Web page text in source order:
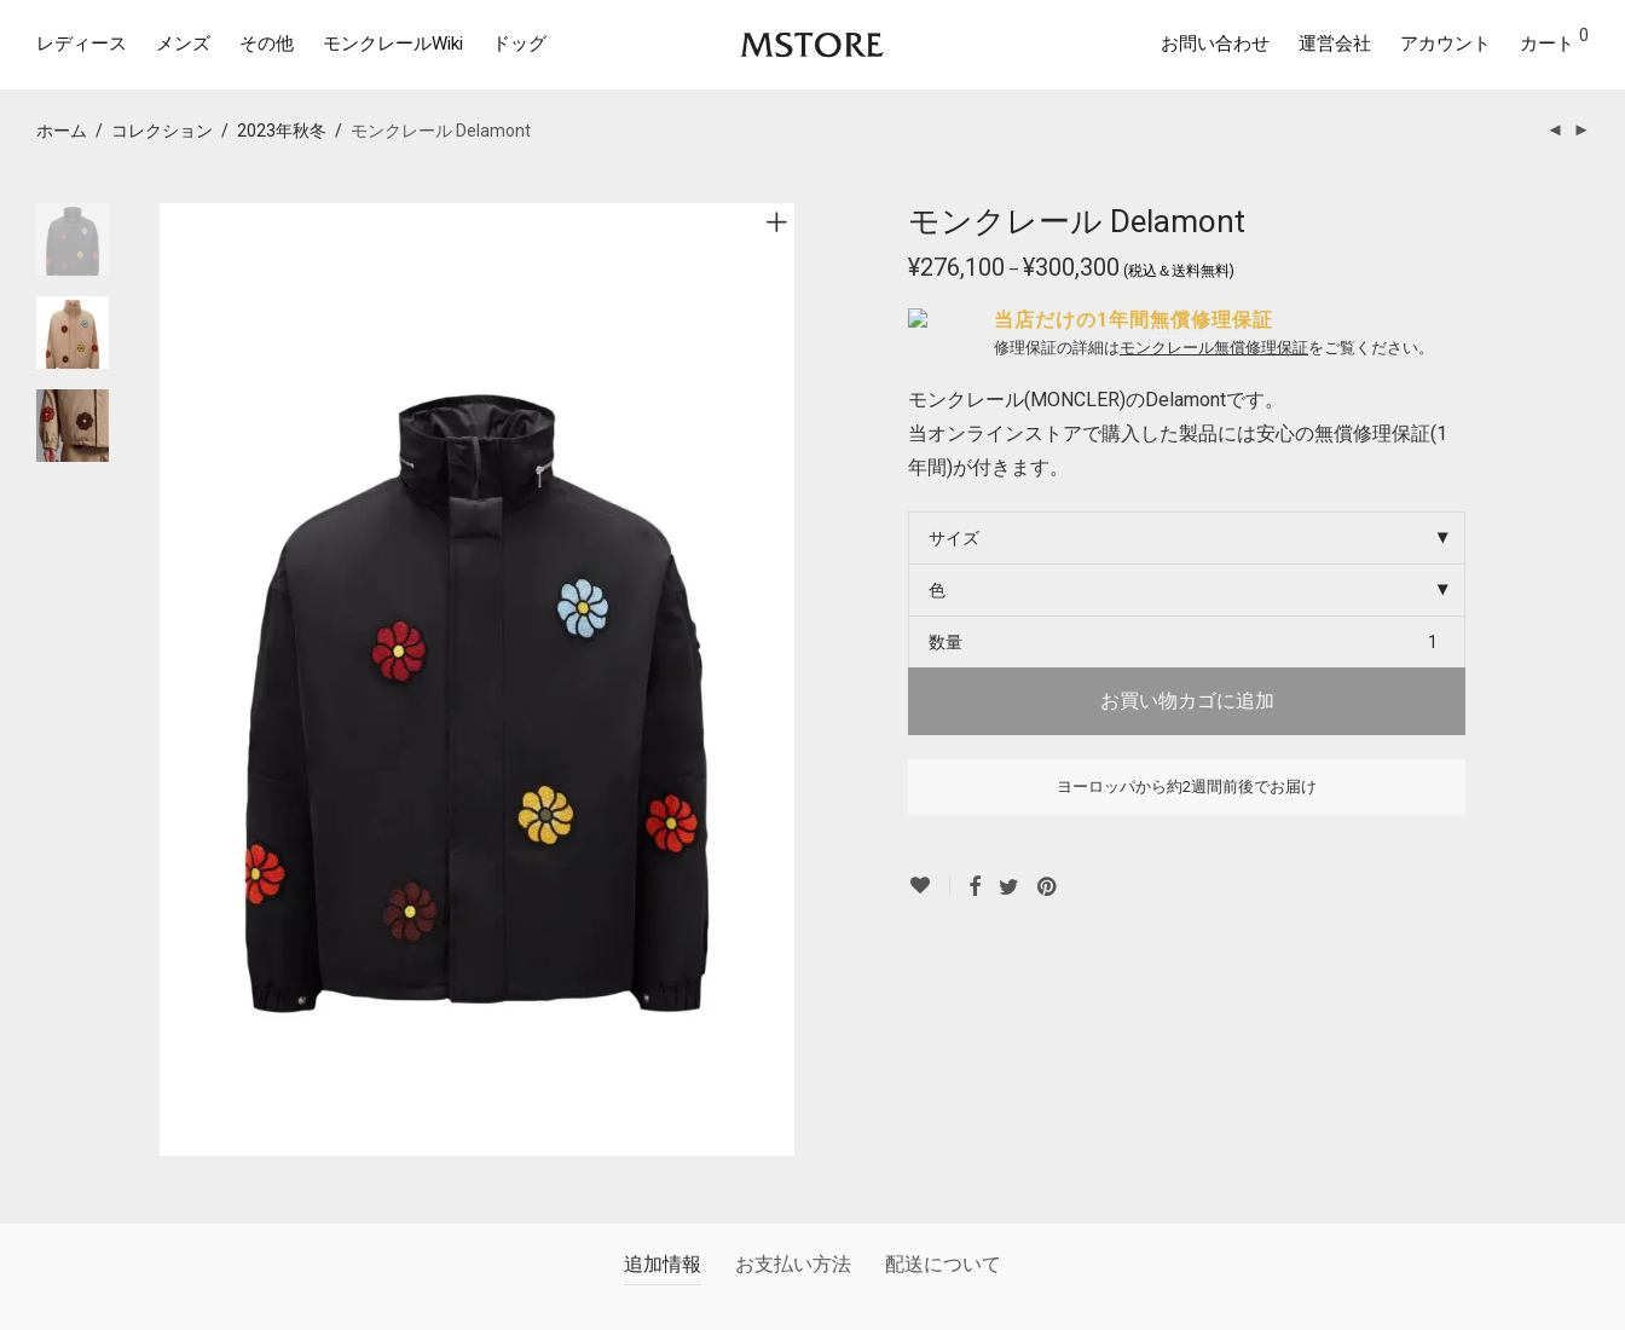
レディース メンズ その他 モンクレールWiki ドッグ お問い合わせ 運営会社 アカウント カート 0
ホーム / コレクション / 2023年秋冬 / モンクレール Delamont
モンクレール Delamont
¥276,100 – ¥300,300 価
格
¥276,100
–
¥300,300
(税込＆送料無料)
当店だけの1年間無償修理保証
修理保証の詳細はモンクレール無償修理保証をご覧ください。
モンクレール(MONCLER)のDelamontです。
当オンラインストアで購入した製品には安心の無償修理保証(1
年間)が付きます。
サイズ
色
数量
お買い物カゴに追加
ヨーロッパから約2週間前後でお届け
追加情報 お支払い方法 配送について